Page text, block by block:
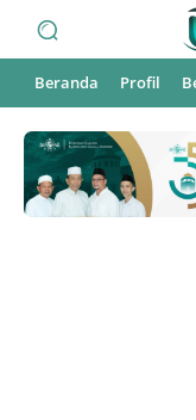
Beranda Profil